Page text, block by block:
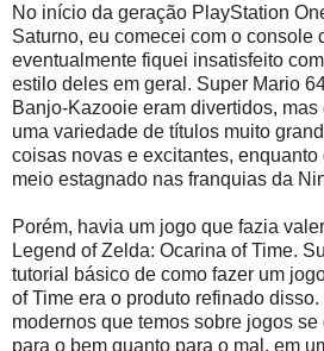
No início da geração PlayStation
Saturno, eu comecei com o console
eventualmente fiquei insatisfeito
estilo deles em geral. Super Mario
Banjo-Kazooie eram divertidos,
uma variedade de títulos muito
coisas novas e excitantes,
meio estagnado nas franquias da
Porém, havia um jogo que fazia
Legend of Zelda: Ocarina of Time.
tutorial básico de como fazer um
of Time era o produto refinado
modernos que temos sobre jogos
para o bem quanto para o mal, em